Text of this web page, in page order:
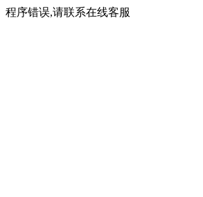
程序错误,请联系在线客服